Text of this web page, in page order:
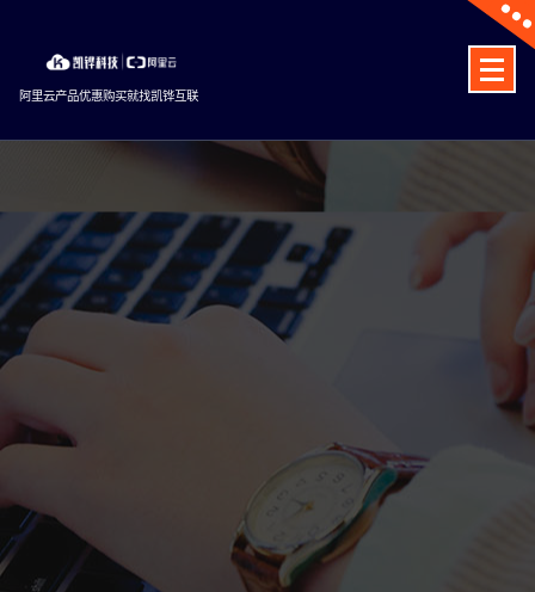
content
阿里云产品优惠购买就找凯铧互联